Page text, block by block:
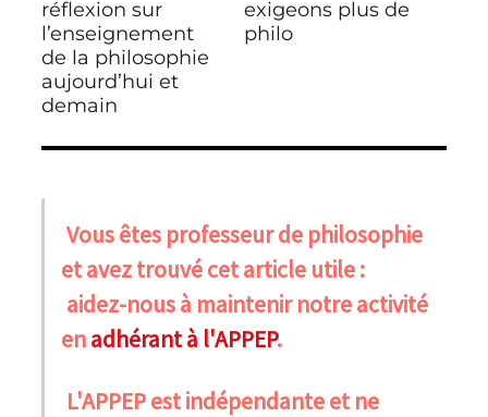
précédente :
réflexion sur
l’enseignement
de la philosophie
aujourd’hui et
demain
suivante :
exigeons plus de
philo
Vous êtes professeur de philosophie
et avez trouvé cet article utile :
aidez-nous à maintenir notre activité
enadhérant à l'APPEP.
L'APPEP est indépendante et ne